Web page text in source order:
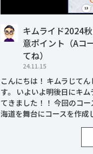
キムライド2024
意ポイント（Aコ
てね）
24.11.15
こんにちは！ キムラじて
す。 いよいよ明後日にキム
てきました！！ 今回のコ
海道を舞台にコースを作